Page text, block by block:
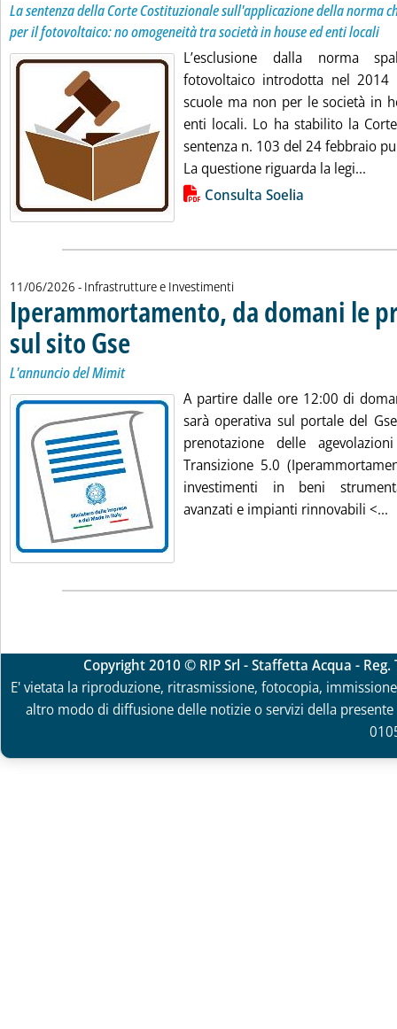
La sentenza della Corte Costituzionale sull'applicazione della norma
per il fotovoltaico: no omogeneità tra società in house ed enti locali
L’esclusione dalla norma
fotovoltaico introdotta nel
scuole ma non per le società in
enti locali. Lo ha stabilito la
sentenza n. 103 del 24 febbraio
La questione riguarda la legi...
Lista allegati PDF alla notiziaConsulta Soelia
11/06/2026 - Infrastrutture e Investimenti
Iperammortamento, da domani le
sul sito Gse
L'annuncio del Mimit
A partire dalle ore 12:00 di
sarà operativa sul portale del
prenotazione delle
Transizione 5.0
investimenti in beni
avanzati e impianti rinnovabili <...
Copyright 2010 © RIP Srl - Staffetta Acqua -
E' vietata la riproduzione, ritrasmissione, fotocopia,
altro modo di diffusione delle notizie o servizi della